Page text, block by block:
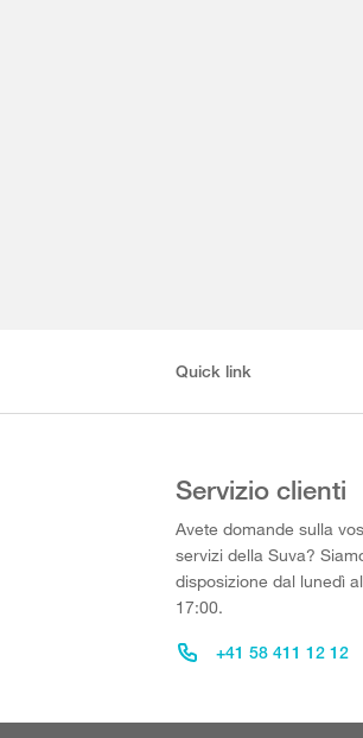
Quick link
Servizio clienti
Avete domande sulla
servizi della Suva?
disposizione dal lunedì
17:00.
+41 58 411 12 12